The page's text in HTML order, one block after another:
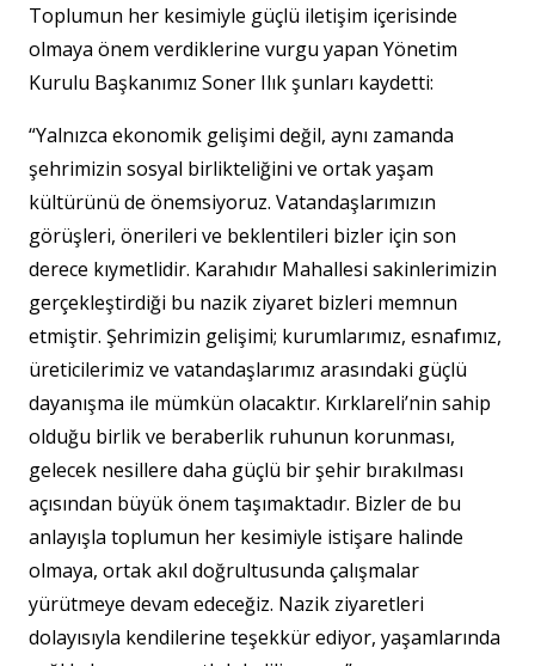
Toplumun her kesimiyle güçlü iletişim içerisinde
olmaya önem verdiklerine vurgu yapan Yönetim
Kurulu Başkanımız Soner Ilık şunları kaydetti:
“Yalnızca ekonomik gelişimi değil, aynı zamanda
şehrimizin sosyal birlikteliğini ve ortak yaşam
kültürünü de önemsiyoruz. Vatandaşlarımızın
görüşleri, önerileri ve beklentileri bizler için son
derece kıymetlidir. Karahıdır Mahallesi sakinlerimizin
gerçekleştirdiği bu nazik ziyaret bizleri memnun
etmiştir. Şehrimizin gelişimi; kurumlarımız, esnafımız,
üreticilerimiz ve vatandaşlarımız arasındaki güçlü
dayanışma ile mümkün olacaktır. Kırklareli’nin sahip
olduğu birlik ve beraberlik ruhunun korunması,
gelecek nesillere daha güçlü bir şehir bırakılması
açısından büyük önem taşımaktadır. Bizler de bu
anlayışla toplumun her kesimiyle istişare halinde
olmaya, ortak akıl doğrultusunda çalışmalar
yürütmeye devam edeceğiz. Nazik ziyaretleri
dolayısıyla kendilerine teşekkür ediyor, yaşamlarında